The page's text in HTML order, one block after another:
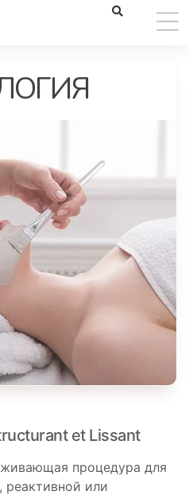
et Lissant
процедура для
реактивной или